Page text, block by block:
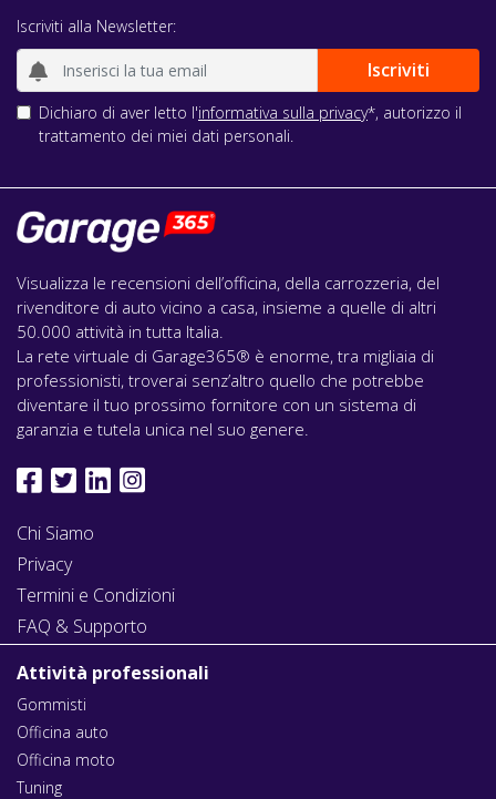
Iscriviti alla Newsletter:
Dichiaro di aver letto l'informativa sulla privacy*, autorizzo il
trattamento dei miei dati personali.
Visualizza le recensioni dell’officina, della carrozzeria, del
rivenditore di auto vicino a casa, insieme a quelle di altri
50.000 attività in tutta Italia.
La rete virtuale di Garage365® è enorme, tra migliaia di
professionisti, troverai senz’altro quello che potrebbe
diventare il tuo prossimo fornitore con un sistema di
garanzia e tutela unica nel suo genere.
Chi Siamo
Privacy
Termini e Condizioni
FAQ & Supporto
Attività professionali
Gommisti
Officina auto
Officina moto
Tuning